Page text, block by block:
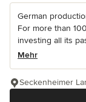
German
For more than
investing all its
Mehr
Seckenheimer